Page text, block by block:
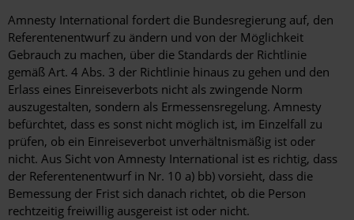
Amnesty International fordert die Bundesregierung auf, den
Referentenentwurf zu ändern und von der Möglichkeit
Gebrauch zu machen, über die Standards der Richtlinie
gemäß Art. 4 Abs. 3 der Richtlinie hinaus zu gehen und den
Erlass eines Einreiseverbots nicht als zwingende Norm
auszugestalten, sondern als Ermessensregelung. Amnesty
befürchtet, dass es sonst nicht möglich ist, im Einzelfall zu
prüfen, ob ein Einreiseverbot unverhältnismäßig ist oder
nicht. Aus Sicht von Amnesty International ist es richtig, dass
der Referentenentwurf in Nr. 10 a) bb) vorsieht, dass die
Bemessung der Frist sich danach richtet, ob die Person
rechtzeitig freiwillig ausgereist ist oder nicht.